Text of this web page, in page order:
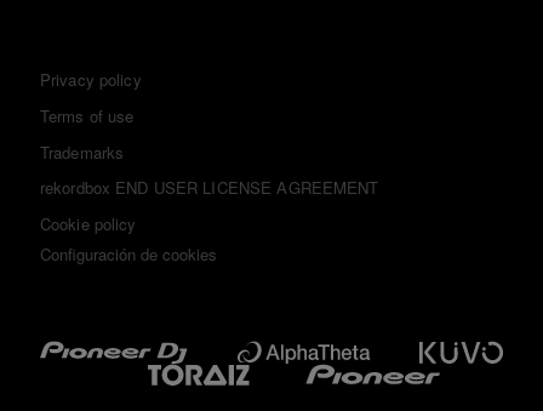
Privacy policy
Terms of use
Trademarks
rekordbox END USER LICENSE AGREEMENT
Cookie policy
Configuración de cookies